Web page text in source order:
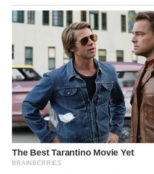
GORONTALO
WN
MALUKU
WN
MALUT
WN
DAIRI